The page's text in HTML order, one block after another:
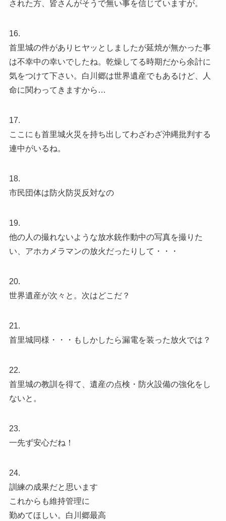
された方、皆さんがそうで無い事を信じていますが。
16.
首里城の件がありヒヤッとしましたが延焼が無かった事
は不幸中の幸いでしたね。乾燥してる時期だから余計に
気をつけて下さい。白川郷は世界遺産でもあるけど、人
命に関わってきますから…
17.
ここにも首里城火災を持ち出してわざわざ沖縄批判する
連中がいるね。
18.
市民団体は防火防災反対なの
19.
他の人の撮れないような放水銃作動中の写真を撮りた
い、アホカメラマンの放火だったりして・・・
20.
世界遺産が次々と。次はどこだ？
21.
首里城同様・・・もしかしたら漏電を装った放火では？
22.
首里城の教訓を得て、遺産の点検・防火設備の強化をし
ないと。
23.
一先ず安心だね！
24.
訓練の成果だと思います
これからも維持管理に
勤めてほしい。白川郷最高